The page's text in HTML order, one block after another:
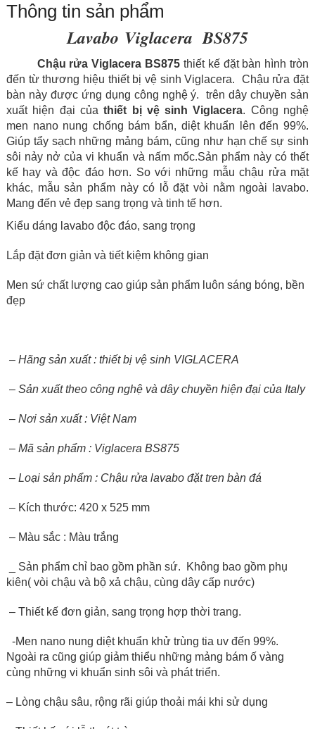
Thông tin sản phẩm
Lavabo Viglacera BS875
Chậu rửa Viglacera BS875 thiết kế đặt bàn hình tròn
đến từ thương hiệu thiết bị vệ sinh Viglacera. Chậu rửa đặt
bàn này được ứng dụng công nghệ ý. trên dây chuyền sản
xuất hiện đại củathiết bị vệ sinh Viglacera. Công nghệ
men nano nung chống bám bẩn, diệt khuẩn lên đến 99%.
Giúp tẩy sạch những mảng bám, cũng như hạn chế sự sinh
sôi nảy nở của vi khuẩn và nấm mốc.Sản phẩm này có thết
kế hay và độc đáo hơn. So với những mẫu chậu rửa mặt
khác, mẫu sản phẩm này có lỗ đặt vòi nằm ngoài lavabo.
Mang đến vẻ đẹp sang trọng và tinh tế hơn.
Kiểu dáng lavabo độc đáo, sang trọng
Lắp đặt đơn giản và tiết kiệm không gian
Men sứ chất lượng cao giúp sản phẩm luôn sáng bóng, bền
đẹp
– Hãng sản xuất : thiết bị vệ sinh VIGLACERA
– Sản xuất theo công nghệ và dây chuyền hiện đại của Italy
– Nơi sản xuất : Việt Nam
–Mã sản phẩm : Viglacera BS875
– Loại sản phẩm : Chậu rửa lavabo đặt tren bàn đá
– Kích thước: 420 x 525 mm
– Màu sắc : Màu trắng
_ Sản phẩm chỉ bao gồm phần sứ. Không bao gồm phụ
kiên( vòi chậu và bộ xả chậu, cùng dây cấp nước)
– Thiết kế đơn giản, sang trọng hợp thời trang.
-Men nano nung diệt khuẩn khử trùng tia uv đến 99%.
Ngoài ra cũng giúp giảm thiểu những mảng bám ố vàng
cùng những vi khuẩn sinh sôi và phát triển.
– Lòng chậu sâu, rộng rãi giúp thoải mái khi sử dụng